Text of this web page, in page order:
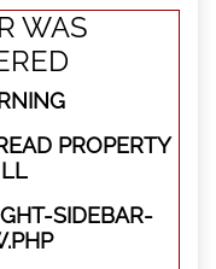
WAS
PROPERTY
SIDEBAR-